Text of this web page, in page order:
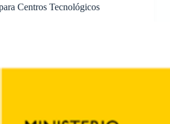
Centros Tecnológicos